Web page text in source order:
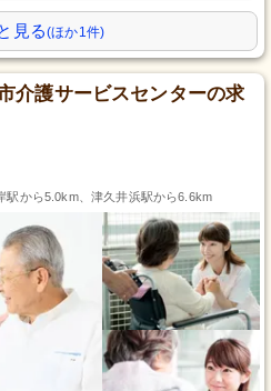
見る(ほか1件)
介護サービスセンターの求
駅から5.0km、津久井浜駅から6.6km